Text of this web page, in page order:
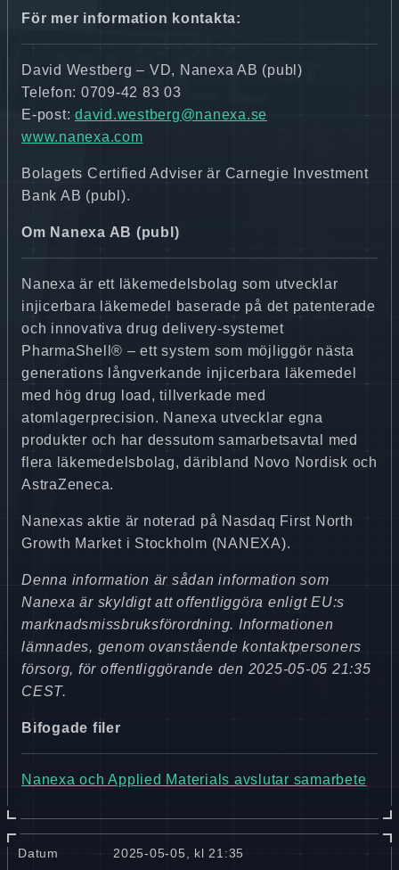
För mer information kontakta:
David Westberg – VD, Nanexa AB (publ)
Telefon: 0709-42 83 03
E-post: david.westberg@nanexa.se
www.nanexa.com
Bolagets Certified Adviser är Carnegie Investment
Bank AB (publ).
Om Nanexa AB (publ)
Nanexa är ett läkemedelsbolag som utvecklar
injicerbara läkemedel baserade på det patenterade
och innovativa drug delivery-systemet
PharmaShell® – ett system som möjliggör nästa
generations långverkande injicerbara läkemedel
med hög drug load, tillverkade med
atomlagerprecision. Nanexa utvecklar egna
produkter och har dessutom samarbetsavtal med
flera läkemedelsbolag, däribland Novo Nordisk och
AstraZeneca.
Nanexas aktie är noterad på Nasdaq First North
Growth Market i Stockholm (NANEXA).
Denna information är sådan information som
Nanexa är skyldigt att offentliggöra enligt EU:s
marknadsmissbruksförordning. Informationen
lämnades, genom ovanstående kontaktpersoners
försorg, för offentliggörande den 2025-05-05 21:35
CEST.
Bifogade filer
Nanexa och Applied Materials avslutar samarbete
Datum 2025-05-05, kl 21:35